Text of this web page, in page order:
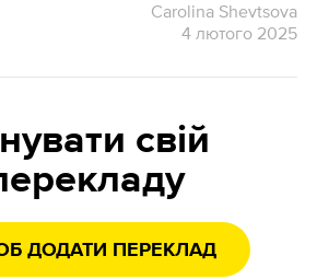
Carolina Shevtsova
4 лютого 2025
свій
ДОДАТИ ПЕРЕКЛАД